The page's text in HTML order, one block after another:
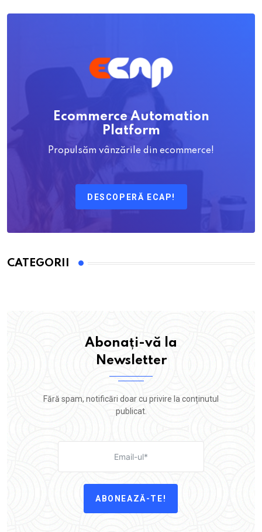
Ecommerce Automation
Platform
Propulsăm vânzările din ecommerce!
DESCOPERĂ ECAP!
CATEGORII
Abonați-vă la
Newsletter
Fără spam, notificări doar cu privire la conținutul
publicat.
ABONEAZĂ-TE!